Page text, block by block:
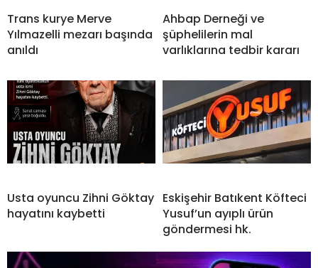
Trans kurye Merve
Yılmazelli mezarı başında
anıldı
Ahbap Derneği ve
şüphelilerin mal
varlıklarına tedbir kararı
Usta oyuncu Zihni Göktay
hayatını kaybetti
Eskişehir Batıkent Köfteci
Yusuf’un ayıplı ürün
göndermesi hk.